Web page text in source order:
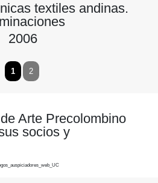
textiles andinas.
2006
1 2
Arte Precolombino
socios y